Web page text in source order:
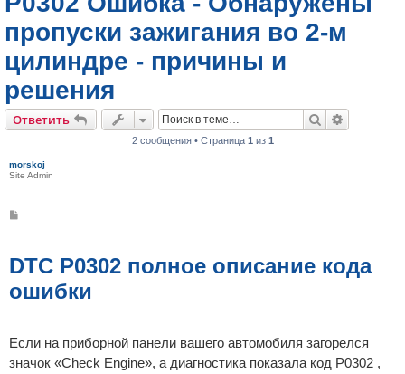
пропуски зажигания во 2-м
цилиндре - причины и
решения
Ответить Поиск
2 сообщения • Страница 1 из 1
morskoj
Site Admin
щ
е
и
е
DTC P0302 полное описание кода
ошибки
Если на приборной панели вашего автомобиля загорелся
значок «Check Engine», а диагностика показала код P0302 ,